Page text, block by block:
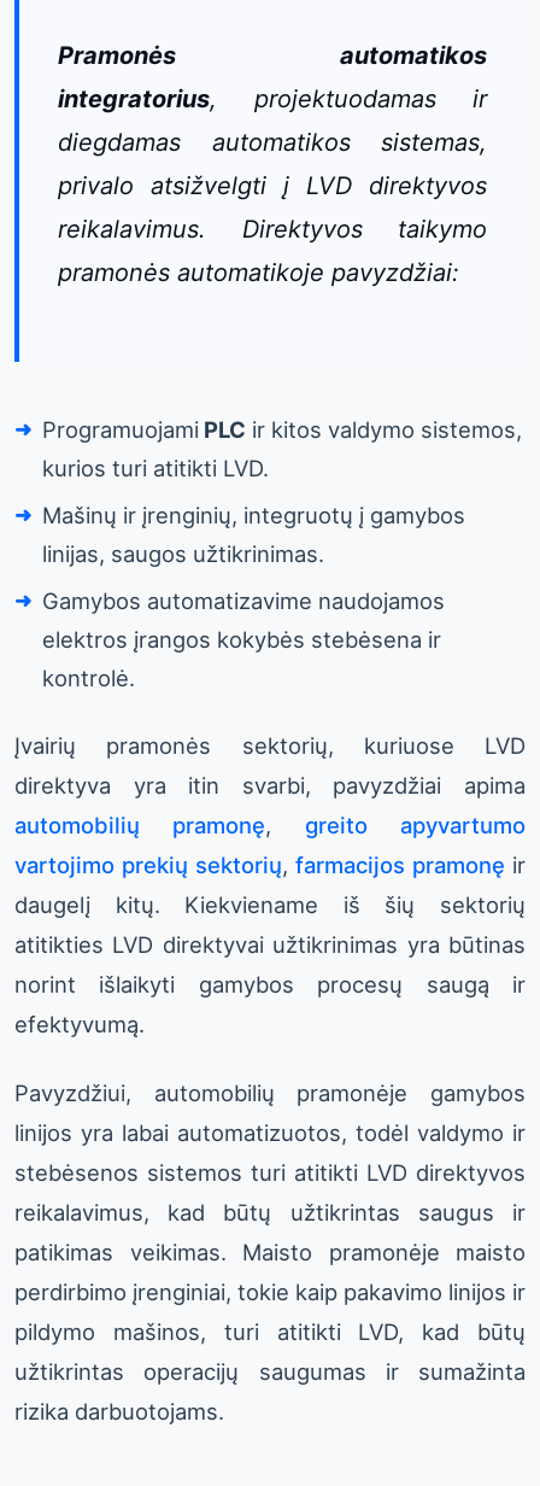
Pramonės automatikos
integratorius, projektuodamas ir
diegdamas automatikos sistemas,
privalo atsižvelgti į LVD direktyvos
reikalavimus. Direktyvos taikymo
pramonės automatikoje pavyzdžiai:
Programuojami PLC ir kitos valdymo sistemos,
kurios turi atitikti LVD.
Mašinų ir įrenginių, integruotų į gamybos
linijas, saugos užtikrinimas.
Gamybos automatizavime naudojamos
elektros įrangos kokybės stebėsena ir
kontrolė.
Įvairių pramonės sektorių, kuriuose LVD
direktyva yra itin svarbi, pavyzdžiai apima
automobilių pramonę, greito apyvartumo
vartojimo prekių sektorių, farmacijos pramonę ir
daugelį kitų. Kiekviename iš šių sektorių
atitikties LVD direktyvai užtikrinimas yra būtinas
norint išlaikyti gamybos procesų saugą ir
efektyvumą.
Pavyzdžiui, automobilių pramonėje gamybos
linijos yra labai automatizuotos, todėl valdymo ir
stebėsenos sistemos turi atitikti LVD direktyvos
reikalavimus, kad būtų užtikrintas saugus ir
patikimas veikimas. Maisto pramonėje maisto
perdirbimo įrenginiai, tokie kaip pakavimo linijos ir
pildymo mašinos, turi atitikti LVD, kad būtų
užtikrintas operacijų saugumas ir sumažinta
rizika darbuotojams.